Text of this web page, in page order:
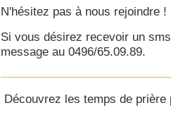
N'hésitez pas à nous rejoindre !
Si vous désirez recevoir un
message au 0496/65.09.89.
Découvrez les temps de